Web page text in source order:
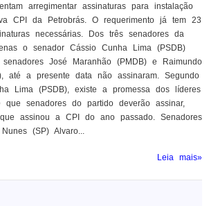
arregimentar assinaturas para instalação
CPI da Petrobrás. O requerimento já tem 23
necessárias. Dos três senadores da
o senador Cássio Cunha Lima (PSDB)
José Maranhão (PMDB) e Raimundo
até a presente data não assinaram. Segundo
Lima (PSDB), existe a promessa dos líderes
que senadores do partido deverão assinar,
assinou a CPI do ano passado. Senadores
(SP) Alvaro...
Leia mais»